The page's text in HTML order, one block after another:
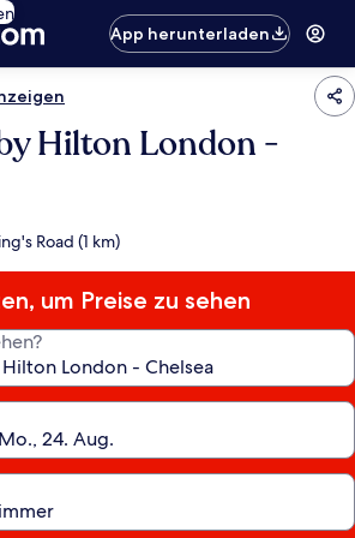
App herunterladen
Hilton London -
Road (1 km)
um Preise zu sehen